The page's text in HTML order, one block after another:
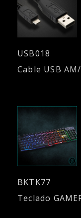
USB018
BKTK77